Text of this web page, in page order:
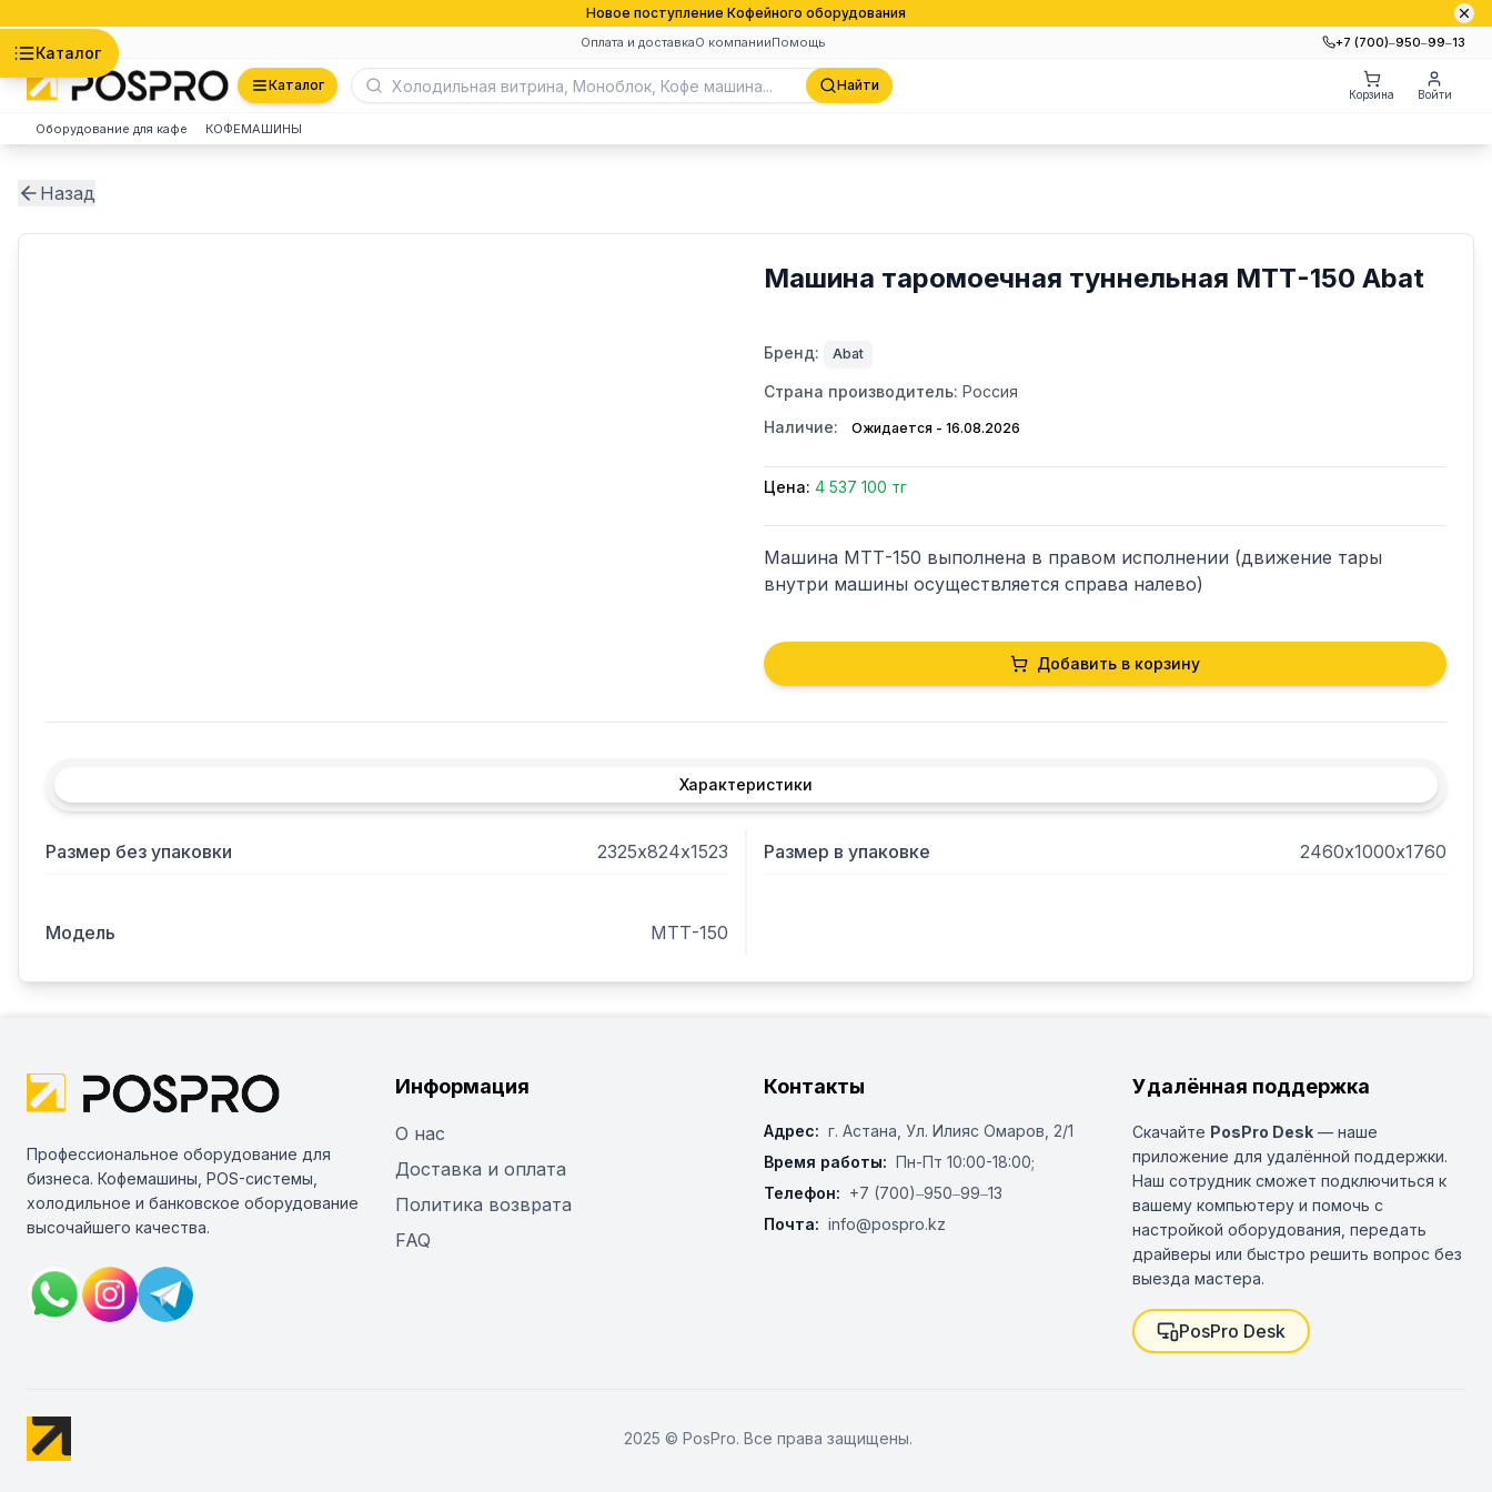
Новое поступление Кофейного оборудования
Оплата и доставкаО компанииПомощь +7 (700)‒950‒99‒13
Каталог
Каталог Найти
Корзина Войти
Оборудование для кафе КОФЕМАШИНЫ
Назад
Машина таромоечная туннельная МТТ-150 Abat
Бренд: Abat
Страна производитель: Россия
Наличие:
Ожидается - 16.08.2026
Цена: 4 537 100 тг
Машина МТТ-150 выполнена в правом исполнении (движение тары
внутри машины осуществляется справа налево)
Добавить в корзину
Характеристики
Размер без упаковки 2325х824х1523 Размер в упаковке 2460х1000х1760
Модель МТТ-150
Профессиональное оборудование для
бизнеса. Кофемашины, POS-системы,
холодильное и банковское оборудование
высочайшего качества.
Информация
О нас
Доставка и оплата
Политика возврата
FAQ
Контакты
Адрес: г. Астана, ​Ул. Илияс Омаров, 2/1
Время работы: Пн-Пт 10:00-18:00;
Телефон: +7 (700)‒950‒99‒13
Почта: info@pospro.kz
Удалённая поддержка
Скачайте PosPro Desk — наше
приложение для удалённой поддержки.
Наш сотрудник сможет подключиться к
вашему компьютеру и помочь с
настройкой оборудования, передать
драйверы или быстро решить вопрос без
выезда мастера.
PosPro Desk
2025 © PosPro. Все права защищены.